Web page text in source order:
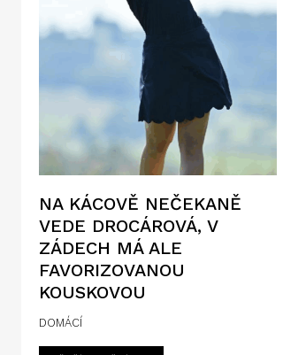
NA KÁCOVĚ NEČEKANĚ
VEDE DROCÁROVÁ, V
ZÁDECH MÁ ALE
FAVORIZOVANOU
KOUSKOVOU
DOMÁCÍ